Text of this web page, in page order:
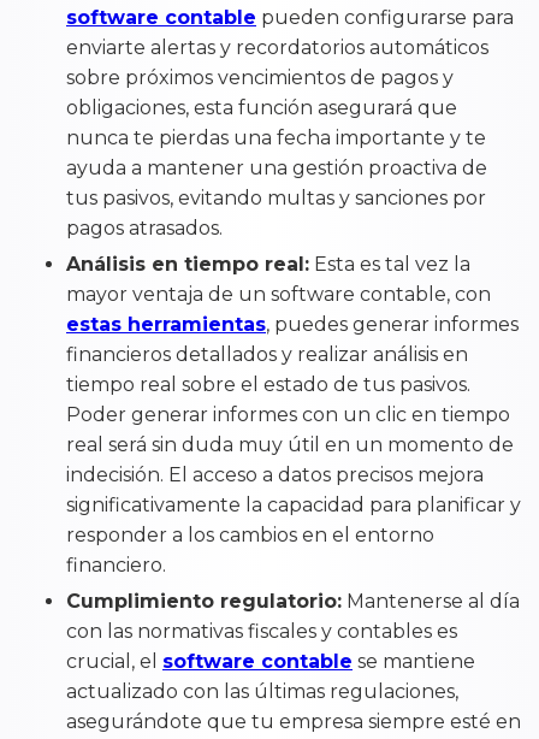
software contable pueden configurarse para
enviarte alertas y recordatorios automáticos
sobre próximos vencimientos de pagos y
obligaciones, esta función asegurará que
nunca te pierdas una fecha importante y te
ayuda a mantener una gestión proactiva de
tus pasivos, evitando multas y sanciones por
pagos atrasados.
Análisis en tiempo real: Esta es tal vez la
mayor ventaja de un software contable, con
estas herramientas, puedes generar informes
financieros detallados y realizar análisis en
tiempo real sobre el estado de tus pasivos.
Poder generar informes con un clic en tiempo
real será sin duda muy útil en un momento de
indecisión. El acceso a datos precisos mejora
significativamente la capacidad para planificar y
responder a los cambios en el entorno
financiero.
Cumplimiento regulatorio: Mantenerse al día
con las normativas fiscales y contables es
crucial, el software contable se mantiene
actualizado con las últimas regulaciones,
asegurándote que tu empresa siempre esté en